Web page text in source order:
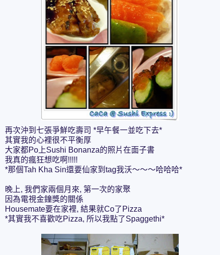
再次沖到七張爭鮮吃壽司 *早午餐一並吃下去*
其實我的心裡很不平衡厚
大家都Po上Sushi Bonanza的照片在面子書
我真的瘋狂想吃啊!!!!!
*那個Tah Kha Sin還要仙家到tag我沃～～～哈哈哈*
晚上, 我們家兩個月來, 第一次的家聚
因為電視金鐘獎的關係
Housemate要在家裡, 結果就Co了Pizza
*其實我不喜歡吃Pizza, 所以我點了Spaggethi*